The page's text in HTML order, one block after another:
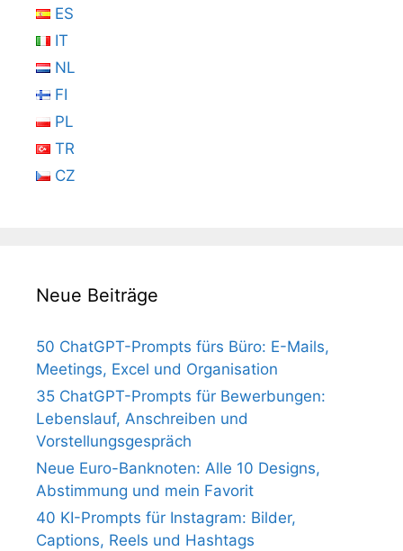
ES
IT
NL
FI
PL
TR
CZ
Neue Beiträge
50 ChatGPT-Prompts fürs Büro: E-Mails,
Meetings, Excel und Organisation
35 ChatGPT-Prompts für Bewerbungen:
Lebenslauf, Anschreiben und
Vorstellungsgespräch
Neue Euro-Banknoten: Alle 10 Designs,
Abstimmung und mein Favorit
40 KI-Prompts für Instagram: Bilder,
Captions, Reels und Hashtags